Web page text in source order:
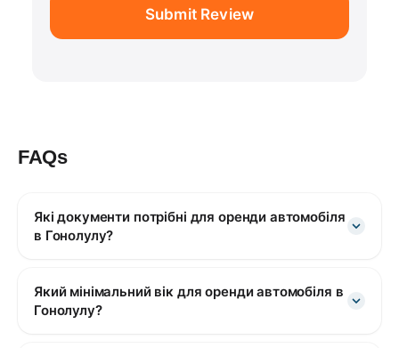
Submit Review
FAQs
Які документи потрібні для оренди автомобіля
в Гонолулу?
Який мінімальний вік для оренди автомобіля в
Гонолулу?